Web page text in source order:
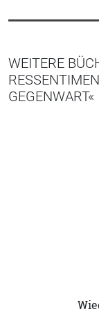
WEITERE
GEGENWART«